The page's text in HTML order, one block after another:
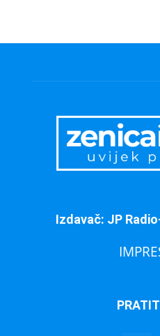
Izdavač: JP